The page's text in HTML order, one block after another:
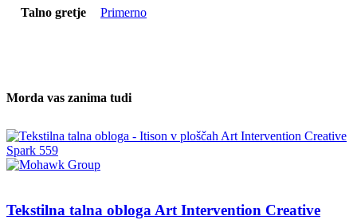
Talno gretje Primerno
Morda vas zanima tudi
Tekstilna talna obloga Art Intervention Creative